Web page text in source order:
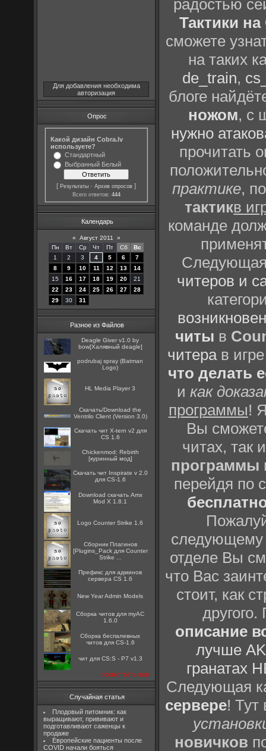
Для добавления необходима
авторизация
Опрос
Какой дизайн Cobra.lv
используете?
Стандартный
Выбранный Белый
[Результаты ·Архив опросов ]
Всего ответов: 444
Календарь
« Август 2011
»
Пн
Вт Ср Чт Пт Сб
Вс
1
2 3 4 5 6
7
8
9 10 11 12 13
14
15
16 17 18 19 20
21
22
23 24 25 26 27
28
29
30 31
Разное из Файлов
Deagle Giver v1.0 by
bow[Халявный deagle]
podrubaj spray (Batman
Logo)
HL Media Player 3
Скачать/Download the
Ventrilo Client (Version 3.0)
Скачать чит X-tern v2 для
CS 1.6
Chickenmod: Rebirth
[куринный мод]
Скачать чит Inspirate v 2.0
для CS-1.6
Download скачать Amx
Mod X 1.8.1
Logo Counter Strike 1.6
Сборник Плагинов
[Plugins_Pack для Counter
Strike ...
Префикс для админов
сервера CS 1.6
New Year Admin Models
Сборка читов для myAC
1.6.0
Сборка беспалевных
читов для CS-1.6
чит для CS:S - P7 v1.3
посмотреть все
Случайная статья
Плодовый питомник: как
выращивают, прививают и
подготавливают саженцы к
продаже
Европейские пациенты после
COVID начали бояться
радостью
Тактики
сможете
на таких
de_train,
блоге
ножом, с
нужно
прочитать
практике,
тактикв
команде
Следующая
читеров и
читы в
читерав
что делать
икак
программы!
Вы
читах, так
программы
перейдя по
отделе Вы
что Вас
стоит, как
описание
лучше
гранатах
Следующая
сервере! Тут
новичков